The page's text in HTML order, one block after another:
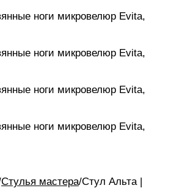
Стулья мастера/Стул Альта |